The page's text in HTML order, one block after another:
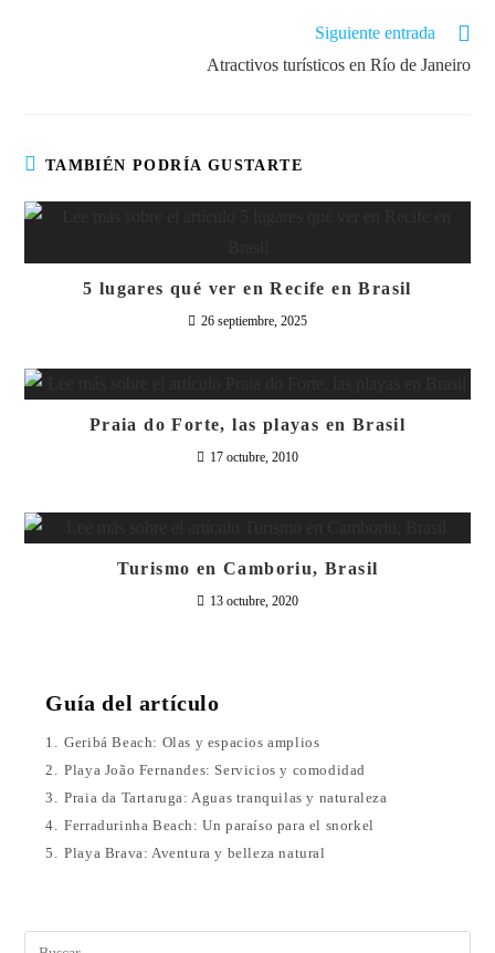
Siguiente entrada
Atractivos turísticos en Río de Janeiro
TAMBIÉN PODRÍA GUSTARTE
5 lugares qué ver en Recife en Brasil
26 septiembre, 2025
Praia do Forte, las playas en Brasil
17 octubre, 2010
Turismo en Camboriu, Brasil
13 octubre, 2020
Guía del artículo
1. Geribá Beach: Olas y espacios amplios
2. Playa João Fernandes: Servicios y comodidad
3. Praia da Tartaruga: Aguas tranquilas y naturaleza
4. Ferradurinha Beach: Un paraíso para el snorkel
5. Playa Brava: Aventura y belleza natural